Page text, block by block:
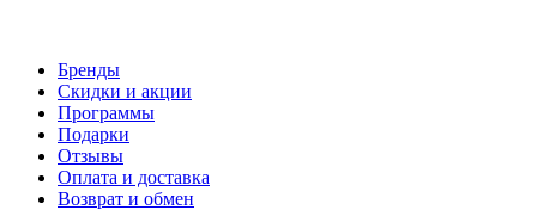
Бренды
Скидки и акции
Программы
Подарки
Отзывы
Оплата и доставка
Возврат и обмен